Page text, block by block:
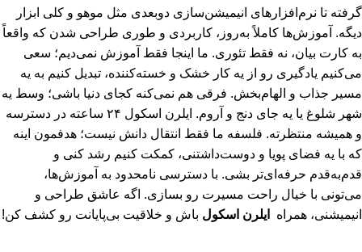
گرفته تا نرم‌افزارهای انیمیشن‌سازی دوبعدی مثل موهو و کلی ابزار
دیگه. آموزش‌ها کاملاً به‌روز، کاربردی و طوری طراحی شدن که واقعاً
به کارت بیان، نه فقط تئوری. ما اینجا فقط آموزش نمی‌دیم؛ سعی
می‌کنیم یادگیری رو از یه کار خشک و خسته‌کننده، تبدیل کنیم به یه
مسیر جذاب و الهام‌بخش. فرقی هم نمی‌کنه کجای دنیا باشی؛ وسط یه
شهر شلوغ یا یه جای دنج و آروم. ایلرن اسکول ۲۴ ساعته در دسترسه
و همیشه منتظرته. فلسفه ما فقط انتقال دانش نیست؛ هدفمون اینه
که با یه فضای پویا و دوست‌داشتنی، کمکت کنیم رشد کنی و
قدم‌به‌قدم حرفه‌ای‌تر بشی. با دسترسی نامحدود به آموزش‌ها،
می‌تونی با خیال راحت مسیرت رو بسازی. اگه عاشق طراحی و
انیمیشنی، همراه
ایلرن اسکول باش و خلاقیت بی‌پایانت رو کشف کن!